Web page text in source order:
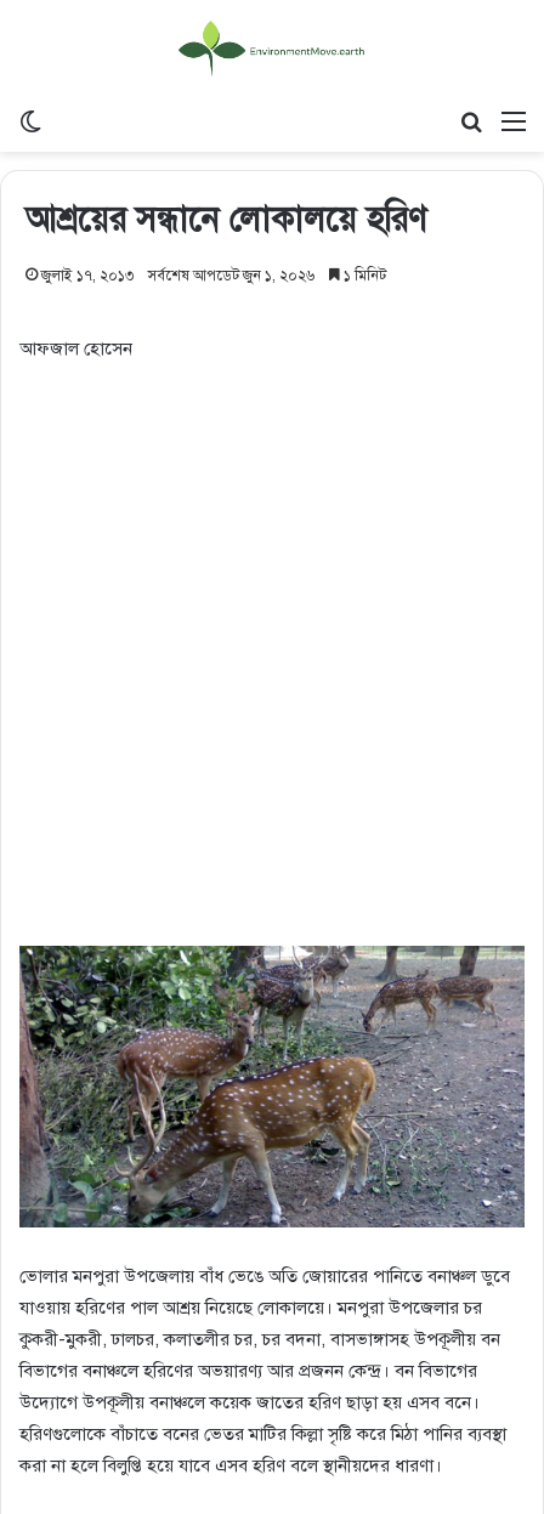
আশ্রয়ের সন্ধানে লোকালয়ে হরিণ
জুলাই ১৭, ২০১৩ সর্বশেষ আপডেট জুন ১, ২০২৬ ১ মিনিট
আফজাল হোসেন
ভোলার মনপুরা উপজেলায় বাঁধ ভেঙে অতি জোয়ারের পানিতে বনাঞ্চল ডুবে
যাওয়ায় হরিণের পাল আশ্রয় নিয়েছে লোকালয়ে। মনপুরা উপজেলার চর
কুকরী-মুকরী, ঢালচর, কলাতলীর চর, চর বদনা, বাসভাঙ্গাসহ উপকূলীয় বন
বিভাগের বনাঞ্চলে হরিণের অভয়ারণ্য আর প্রজনন কেন্দ্র। বন বিভাগের
উদ্যোগে উপকূলীয় বনাঞ্চলে কয়েক জাতের হরিণ ছাড়া হয় এসব বনে।
হরিণগুলোকে বাঁচাতে বনের ভেতর মাটির কিল্লা সৃষ্টি করে মিঠা পানির ব্যবস্থা
করা না হলে বিলুপ্তি হয়ে যাবে এসব হরিণ বলে স্থানীয়দের ধারণা।